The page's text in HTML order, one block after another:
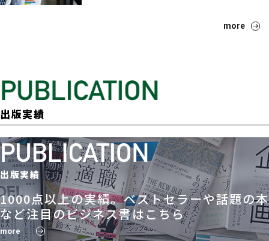
more
出版実績
出版実績
1000点以上の実績。ベストセラーや話題の本
など注目のビジネス書はこちら
more